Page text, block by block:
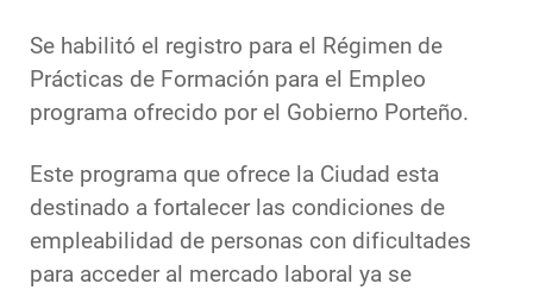
Se habilitó el registro para el Régimen de
Prácticas de Formación para el Empleo
programa ofrecido por el Gobierno Porteño.
Este programa que ofrece la Ciudad esta
destinado a fortalecer las condiciones de
empleabilidad de personas con dificultades
para acceder al mercado laboral ya se